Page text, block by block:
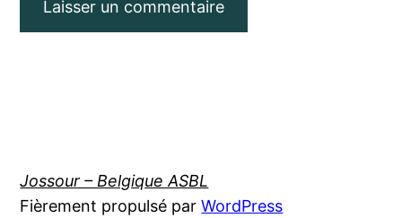
Jossour – Belgique ASBL
Fièrement propulsé parWordPress